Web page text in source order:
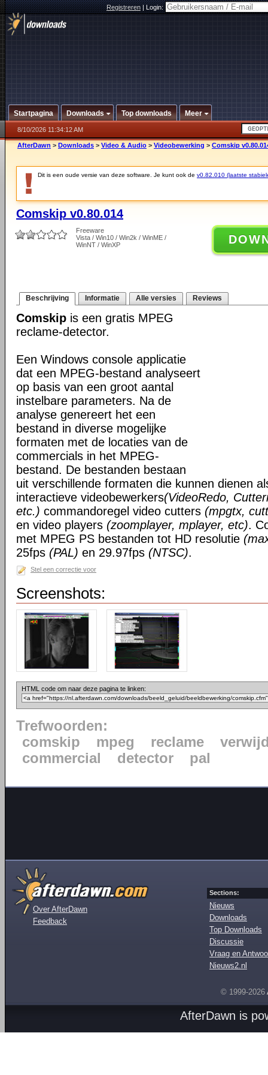
Registreren|Login:
Startpagina Downloads Top downloads Meer
8/10/2026 11:34:12 AM
AfterDawn > Downloads > Video & Audio > Videobewerking > Comskip
Dit is een oude versie van deze software. Je kunt ook de v0.82.010 (laatste
Comskip v0.80.014
Freeware
Vista / Win10 / Win2k / WinME /
WinNT / WinXP
Beschrijving Informatie Alle versies Reviews
Comskip is een gratis MPEG
reclame-detector.
Een Windows console applicatie
dat een MPEG-bestand analyseert
op basis van een groot aantal
instelbare parameters. Na de
analyse genereert het een
bestand in diverse mogelijke
formaten met de locaties van de
commercials in het MPEG-
bestand. De bestanden bestaan
uit verschillende formaten die kunnen dienen
interactieve videobewerkers(VideoRedo,
etc.) commandoregel video cutters (mpgtx,
en video players (zoomplayer, mplayer, etc).
met MPEG PS bestanden tot HD resolutie
25fps (PAL) en 29.97fps (NTSC).
Stel een correctie voor
Screenshots:
HTML code om naar deze pagina te linken:
Trefwoorden:
comskip
mpeg reclame
commercial
detector pal
Over AfterDawn
Feedback
Sections:
Nieuws
Downloads
Top Downloads
Discussie
Vraag en
Nieuws2.nl
© 1999-2026
AfterDawn is